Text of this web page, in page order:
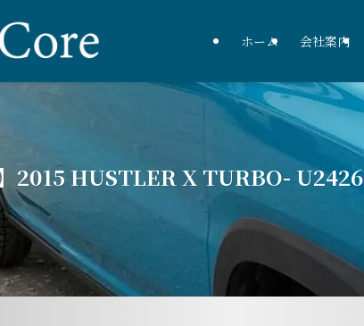
ホーム 会社案内
2015 HUSTLER X TURBO- U2426